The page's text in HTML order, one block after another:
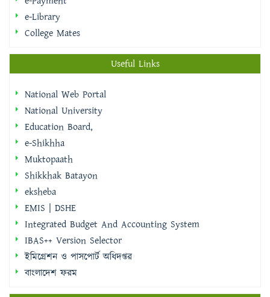
e-Library
College Mates
Useful Links
National Web Portal
National University
Education Board,
e-Shikhha
Muktopaath
Shikkhak Batayon
eksheba
EMIS | DSHE
Integrated Budget And Accounting System
IBAS++ Version Selector
ইমিগ্রেশন ও পাসপোর্ট অধিদপ্তর
বাংলাদেশ ফরম